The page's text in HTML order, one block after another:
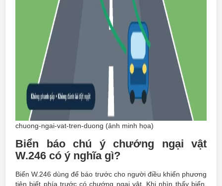
chuong-ngai-vat-tren-duong (ảnh minh họa)
Biển báo chú ý chướng ngại vật
W.246 có ý nghĩa gì?
Biển W.246 dùng để báo trước cho người điều khiển phương
tiện biết phía trước có chướng ngại vật. Khi nhìn thấy biển,